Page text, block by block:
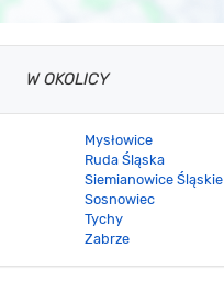
W OKOLICY
Mysłowice
Ruda Śląska
Siemianowice Śląskie
Sosnowiec
Tychy
Zabrze